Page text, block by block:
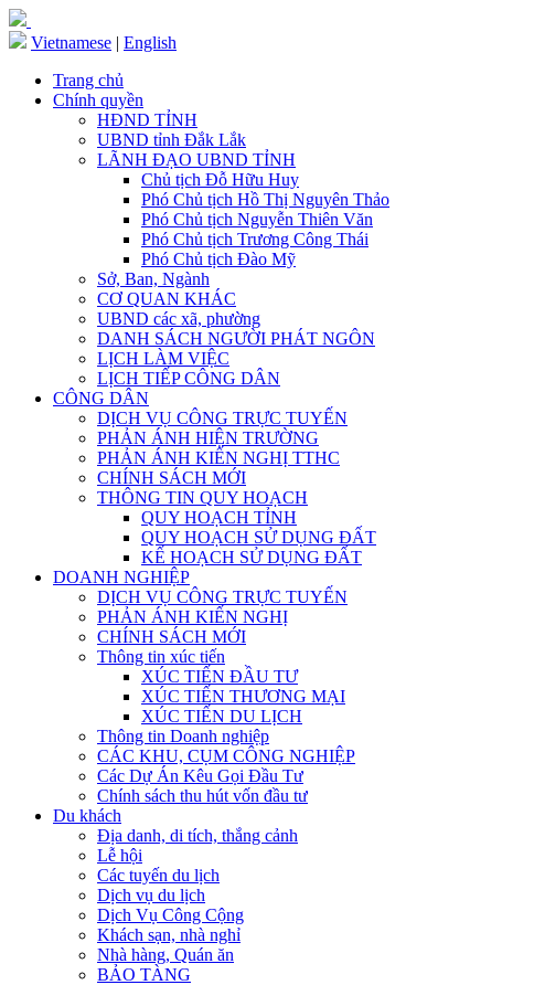
Vietnamese | English
Trang chủ
Chính quyền
HĐND TỈNH
UBND tỉnh Đắk Lắk
LÃNH ĐẠO UBND TỈNH
Chủ tịch Đỗ Hữu Huy
Phó Chủ tịch Hồ Thị Nguyên Thảo
Phó Chủ tịch Nguyễn Thiên Văn
Phó Chủ tịch Trương Công Thái
Phó Chủ tịch Đào Mỹ
Sở, Ban, Ngành
CƠ QUAN KHÁC
UBND các xã, phường
DANH SÁCH NGƯỜI PHÁT NGÔN
LỊCH LÀM VIỆC
LỊCH TIẾP CÔNG DÂN
CÔNG DÂN
DỊCH VỤ CÔNG TRỰC TUYẾN
PHẢN ÁNH HIỆN TRƯỜNG
PHẢN ÁNH KIẾN NGHỊ TTHC
CHÍNH SÁCH MỚI
THÔNG TIN QUY HOẠCH
QUY HOẠCH TỈNH
QUY HOẠCH SỬ DỤNG ĐẤT
KẾ HOẠCH SỬ DỤNG ĐẤT
DOANH NGHIỆP
DỊCH VỤ CÔNG TRỰC TUYẾN
PHẢN ÁNH KIẾN NGHỊ
CHÍNH SÁCH MỚI
Thông tin xúc tiến
XÚC TIẾN ĐẦU TƯ
XÚC TIẾN THƯƠNG MẠI
XÚC TIẾN DU LỊCH
Thông tin Doanh nghiệp
CÁC KHU, CỤM CÔNG NGHIỆP
Các Dự Án Kêu Gọi Đầu Tư
Chính sách thu hút vốn đầu tư
Du khách
Địa danh, di tích, thắng cảnh
Lễ hội
Các tuyến du lịch
Dịch vụ du lịch
Dịch Vụ Công Cộng
Khách sạn, nhà nghỉ
Nhà hàng, Quán ăn
BẢO TÀNG